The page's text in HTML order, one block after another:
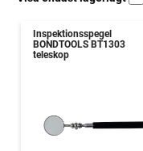
Inspektionsspegel
BONDTOOLS BT1303
teleskop